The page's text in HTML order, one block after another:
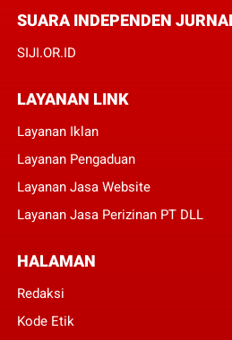
SUARA INDEPENDEN
SIJI.OR.ID
LAYANAN LINK
Layanan Iklan
Layanan Pengaduan
Layanan Jasa Website
Layanan Jasa Perizinan PT DLL
HALAMAN
Redaksi
Kode Etik